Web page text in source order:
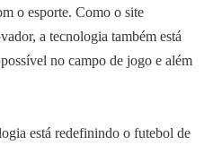
o esporte. Como o site
a tecnologia também está
no campo de jogo e além
está redefinindo o futebol de